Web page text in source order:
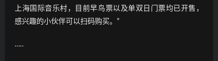
上海国际音乐村，目前早鸟票以及单双日门票均已开售，
感兴趣的小伙伴可以扫码购买。”
…..